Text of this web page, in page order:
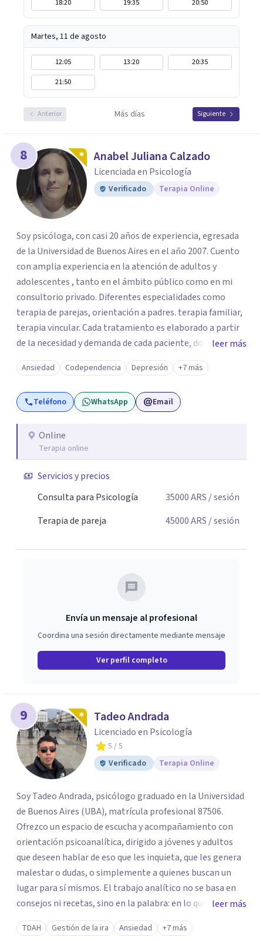
18:20 19:35 20:50
Martes, 11 de agosto
12:05 13:20
20:35
21:50
Anterior Más días Siguiente
8 Anabel Juliana Calzado
Licenciada en Psicología
Verificado Terapia Online
Soy psicóloga, con casi 20 años de experiencia, egresada
de la Universidad de Buenos Aires en el año 2007. Cuento
con amplia experiencia en la atención de adultos y
adolescentes , tanto en el ámbito público como en mi
consultorio privado. Diferentes especialidades como
terapia de parejas, orientación a padres. terapia familiar,
terapia vincular. Cada tratamiento es elaborado a partir
de la necesidad y demanda de cada paciente, donde
ambos vamos ejercer un papel activo en la orientación de
la terapia. Para ello utilizo recursos técnicos amplios y
flexibles, adaptados al momento y problemática de cada
persona.
leer más
Ansiedad Codependencia Depresión +7 más
Teléfono WhatsApp Email
Online
Terapia online
Servicios y precios
Consulta para Psicología
35000ARS / sesión
Terapia de pareja
45000ARS / sesión
Envía un mensaje al profesional
Coordina una sesión directamente mediante mensaje
Ver perfil completo
9 Tadeo Andrada
Licenciado en Psicología
5 / 5
Verificado
Terapia Online
Soy Tadeo Andrada, psicólogo graduado en la Universidad
de Buenos Aires (UBA), matrícula profesional 87506.
Ofrezco un espacio de escucha y acompañamiento con
orientación psicoanalítica, dirigido a jóvenes y adultos
que deseen hablar de eso que les inquieta, que les genera
malestar o dudas, o simplemente a quienes buscan un
lugar para sí mismos. El trabajo analítico no se basa en
consejos ni recetas, sino en la palabra: en lo que cada
quien puede decir de su historia, de su deseo, de su
malestar... En el encuentro con un analista se abre la
leer más
TDAH Gestión de la ira Ansiedad +7 más